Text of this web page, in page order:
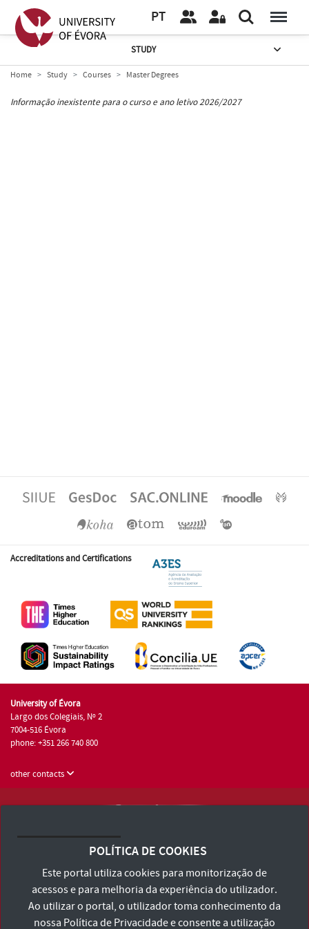
PT
STUDY
Home Study Courses Master Degrees
Informação inexistente para o curso e ano letivo 2026/2027
Accreditations and Certifications
University of Évora
Largo dos Colegiais, Nº 2
7004-516 Évora
phone: +351 266 740 800
other contacts
Terms and Conditions and Privacy Policy
Accessibility Statement
POLÍTICA DE COOKIES
Este portal utiliza cookies para monitorização de
acessos e para melhoria da experiência do utilizador.
Ao utilizar o portal, o utilizador toma conhecimento da
nossa Política de Privacidadee consente a utilização